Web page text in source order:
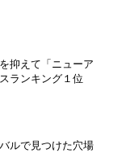
抑えて「ニューア
ランキング１位
ルで見つけた穴場